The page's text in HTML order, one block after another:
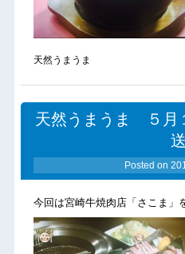
天然うまうま
天然うまうま ５月
送
Posted on
今回は宮崎牛焼肉店「さこま」